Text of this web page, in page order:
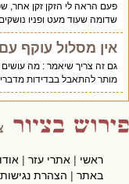
פעם הראה לי הזקן זקן אחר,
שדומה שעוד מעט ופניו נושקים
אין מסלול עוקף עם
גם זה צריך שיאמר : מה עושים
מותר להתאבל בבדידות מדברית.
ראשי|אתרי עזר|אודות
באתר|הצהרת נגישות|